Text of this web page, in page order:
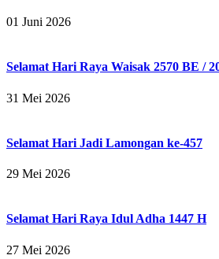
01 Juni 2026
Selamat Hari Raya Waisak 2570 BE /
31 Mei 2026
Selamat Hari Jadi Lamongan ke-457
29 Mei 2026
Selamat Hari Raya Idul Adha 1447 H
27 Mei 2026